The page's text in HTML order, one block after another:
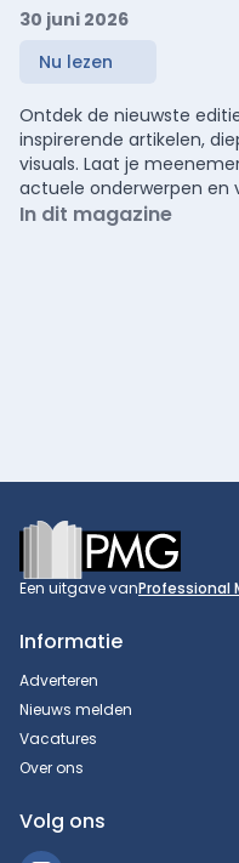
30 juni 2026
Nu lezen
Ontdek de nieuwste
inspirerende artikelen,
visuals. Laat je
actuele onderwerpen en
In dit magazine
Footer
Een uitgave vanProfessional
Informatie
Adverteren
Nieuws melden
Vacatures
Over ons
Volg ons